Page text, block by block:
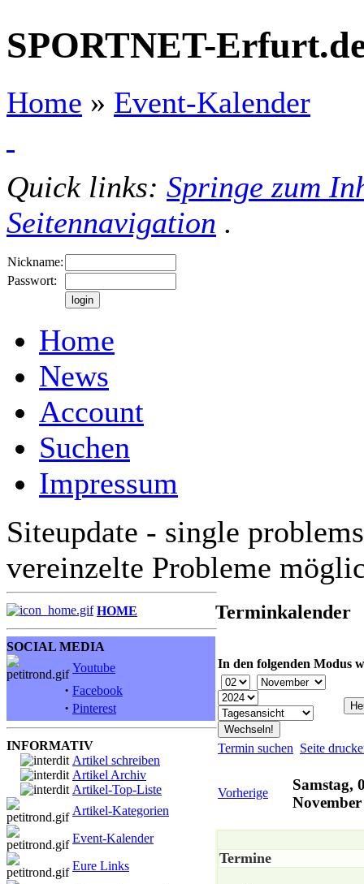
SPORTNET-
Home » Event-Kalender
Quick links: Springe zum
Seitennavigation .
Nickname:
Passwort:
Home
News
Account
Suchen
Impressum
Siteupdate - single
vereinzelte Probleme
HOME
SOCIAL MEDIA
Youtube
· Facebook
· Pinterest
INFORMATIV
Artikel schreiben
Artikel Archiv
Artikel-Top-Liste
Artikel-Kategorien
Event-Kalender
Eure Links
Terminkalender
In den folgenden Modus
Termin suchen Seite
Vorherige
Samstag,
Termine